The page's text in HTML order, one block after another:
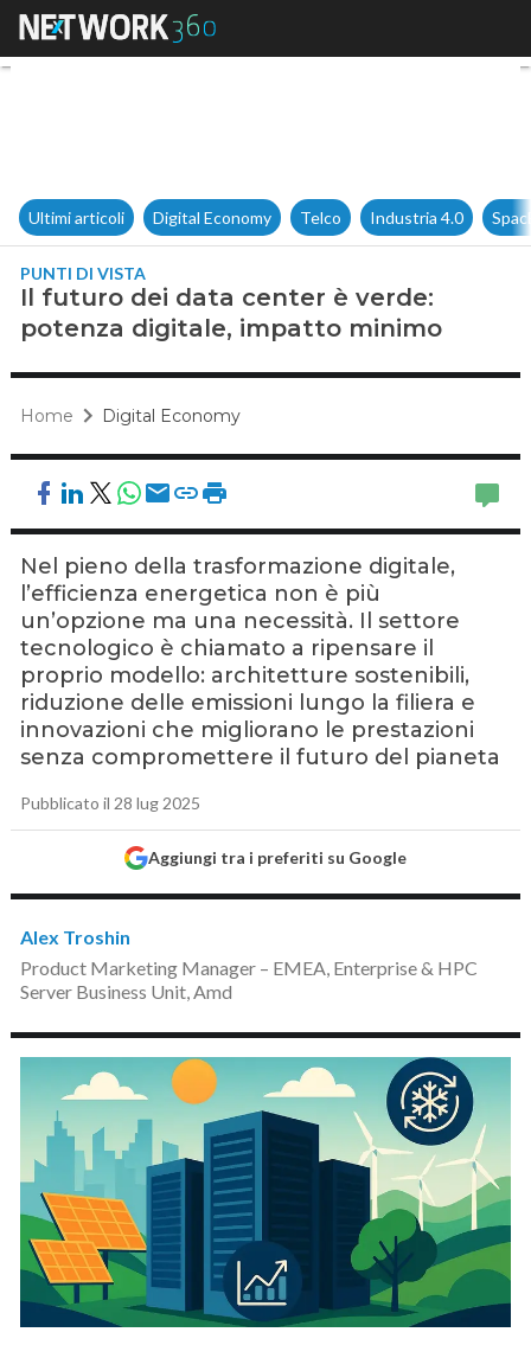
Il futuro dei data center è
Ultimi articoli Digital Economy Telco Industria 4.0
PUNTI DI VISTA
Il futuro dei data center è verde:
potenza digitale, impatto minimo
Home Digital Economy
Nel pieno della trasformazione digitale,
l’efficienza energetica non è più
un’opzione ma una necessità. Il settore
tecnologico è chiamato a ripensare il
proprio modello: architetture sostenibili,
riduzione delle emissioni lungo la filiera e
innovazioni che migliorano le prestazioni
senza compromettere il futuro del pianeta
Pubblicato il 28 lug 2025
Aggiungi tra i preferiti su Google
Alex Troshin
Product Marketing Manager – EMEA, Enterprise & HPC
Server Business Unit, Amd